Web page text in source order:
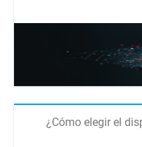
¿Cómo elegir el